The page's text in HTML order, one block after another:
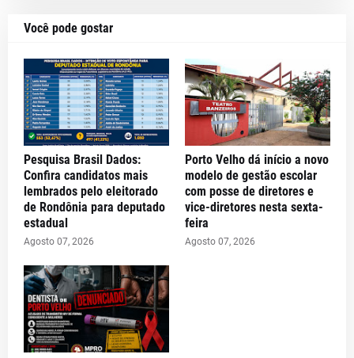
Você pode gostar
Pesquisa Brasil Dados:
Confira candidatos mais
lembrados pelo eleitorado
de Rondônia para deputado
estadual
Agosto 07, 2026
Porto Velho dá início a novo
modelo de gestão escolar
com posse de diretores e
vice-diretores nesta sexta-
feira
Agosto 07, 2026